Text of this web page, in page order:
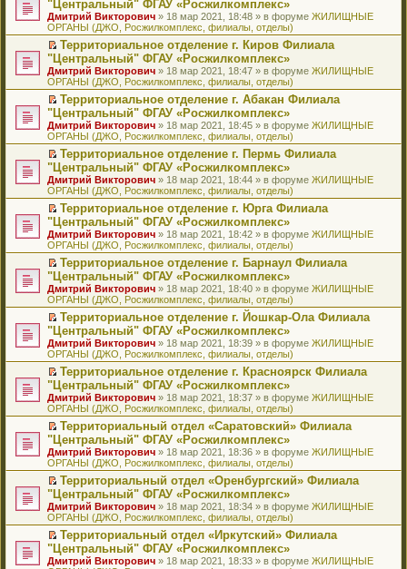
и
ю
щ
е
н
и
ю
у
с
о
о
б
щ
е
н
и
ю
н
н
о
м
с
о
о
б
щ
е
н
и
ю
и
т
а
н
н
о
м
у
с
о
о
б
щ
е
н
и
ю
е
п
р
о
ч
и
т
а
н
н
о
м
у
с
о
о
б
щ
е
н
и
ю
в
о
м
у
н
е
п
р
о
ч
и
т
а
н
н
о
м
у
с
о
о
б
щ
е
н
и
ю
и
к
п
е
р
в
о
м
у
н
е
п
р
о
ч
и
т
а
н
н
о
м
у
с
о
о
б
щ
е
н
и
ю
е
р
е
й
т
и
к
п
е
р
в
о
м
у
н
е
п
р
о
ч
и
т
а
н
н
о
м
у
с
о
о
б
щ
е
н
и
ю
"Центральный" ФГАУ «Росжилкомплекс»
Дмитрий Викторович » 18 мар 2021, 18:48 » в форуме ЖИЛИЩНЫЕ
ОРГАНЫ (ДЖО, Росжилкомплекс, филиалы, отделы)
П
е
р
е
й
т
и
к
п
е
р
в
о
м
у
н
е
п
р
о
ч
и
т
а
н
н
о
м
у
с
о
о
б
щ
е
н
и
ю
Территориальное отделение г. Киров Филиала
"Центральный" ФГАУ «Росжилкомплекс»
Дмитрий Викторович » 18 мар 2021, 18:47 » в форуме ЖИЛИЩНЫЕ
ОРГАНЫ (ДЖО, Росжилкомплекс, филиалы, отделы)
П
е
р
е
й
т
и
к
п
е
р
в
о
м
у
н
е
п
р
о
ч
и
т
а
н
н
о
м
у
с
о
о
б
щ
е
н
и
ю
Территориальное отделение г. Абакан Филиала
"Центральный" ФГАУ «Росжилкомплекс»
Дмитрий Викторович » 18 мар 2021, 18:45 » в форуме ЖИЛИЩНЫЕ
ОРГАНЫ (ДЖО, Росжилкомплекс, филиалы, отделы)
П
е
р
е
й
т
и
к
п
е
р
в
о
м
у
н
е
п
р
о
ч
и
т
а
н
н
о
м
у
с
о
о
б
щ
е
н
и
ю
Территориальное отделение г. Пермь Филиала
"Центральный" ФГАУ «Росжилкомплекс»
Дмитрий Викторович » 18 мар 2021, 18:44 » в форуме ЖИЛИЩНЫЕ
ОРГАНЫ (ДЖО, Росжилкомплекс, филиалы, отделы)
П
е
р
е
й
т
и
к
п
е
р
в
о
м
у
н
е
п
р
о
ч
и
т
а
н
н
о
м
у
с
о
о
б
Территориальное отделение г. Юрга Филиала
"Центральный" ФГАУ «Росжилкомплекс»
Дмитрий Викторович » 18 мар 2021, 18:42 » в форуме ЖИЛИЩНЫЕ
ОРГАНЫ (ДЖО, Росжилкомплекс, филиалы, отделы)
П
е
р
е
й
т
и
к
п
е
р
в
о
м
у
н
е
п
р
о
ч
и
т
а
н
н
о
м
Территориальное отделение г. Барнаул Филиала
"Центральный" ФГАУ «Росжилкомплекс»
Дмитрий Викторович » 18 мар 2021, 18:40 » в форуме ЖИЛИЩНЫЕ
ОРГАНЫ (ДЖО, Росжилкомплекс, филиалы, отделы)
П
е
р
е
й
т
и
к
п
е
р
в
о
м
у
н
е
п
р
о
ч
и
т
Территориальное отделение г. Йошкар-Ола Филиала
"Центральный" ФГАУ «Росжилкомплекс»
Дмитрий Викторович » 18 мар 2021, 18:39 » в форуме ЖИЛИЩНЫЕ
ОРГАНЫ (ДЖО, Росжилкомплекс, филиалы, отделы)
П
е
р
е
й
т
и
к
п
е
р
в
о
м
у
н
е
п
Территориальное отделение г. Красноярск Филиала
"Центральный" ФГАУ «Росжилкомплекс»
Дмитрий Викторович » 18 мар 2021, 18:37 » в форуме ЖИЛИЩНЫЕ
ОРГАНЫ (ДЖО, Росжилкомплекс, филиалы, отделы)
П
е
р
е
й
т
и
к
п
е
р
в
о
Территориальный отдел «Саратовский» Филиала
"Центральный" ФГАУ «Росжилкомплекс»
Дмитрий Викторович » 18 мар 2021, 18:36 » в форуме ЖИЛИЩНЫЕ
ОРГАНЫ (ДЖО, Росжилкомплекс, филиалы, отделы)
П
е
р
е
й
т
и
к
Территориальный отдел «Оренбургский» Филиала
"Центральный" ФГАУ «Росжилкомплекс»
Дмитрий Викторович » 18 мар 2021, 18:34 » в форуме ЖИЛИЩНЫЕ
ОРГАНЫ (ДЖО, Росжилкомплекс, филиалы, отделы)
П
е
р
Территориальный отдел «Иркутский» Филиала
"Центральный" ФГАУ «Росжилкомплекс»
Дмитрий Викторович » 18 мар 2021, 18:33 » в форуме ЖИЛИЩНЫЕ